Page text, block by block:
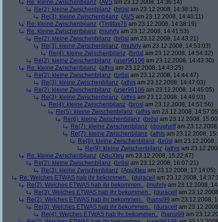
Re: kleine Zwischenbilanz (AVS am 23.12.2008, 14:36:14)
Re(2): kleine Zwischenbilanz (brösl am 23.12.2008, 14:38:13)
Re(3): kleine Zwischenbilanz (AVS am 23.12.2008, 14:40:11)
Re: kleine Zwischenbilanz (Tintifax76 am 23.12.2008, 14:38:19)
Re: kleine Zwischenbilanz (muhrly am 23.12.2008, 14:41:53)
Re(2): kleine Zwischenbilanz (brösl am 23.12.2008, 14:43:21)
Re(3): kleine Zwischenbilanz (muhrly am 23.12.2008, 14:53:03)
Re(4): kleine Zwischenbilanz (brösl am 23.12.2008, 14:54:32)
Re(2): kleine Zwischenbilanz (user96106 am 23.12.2008, 14:43:30)
Re: kleine Zwischenbilanz (athis am 23.12.2008, 14:43:25)
Re(2): kleine Zwischenbilanz (brösl am 23.12.2008, 14:44:47)
Re(3): kleine Zwischenbilanz (athis am 23.12.2008, 14:47:03)
Re(2): kleine Zwischenbilanz (user96106 am 23.12.2008, 14:45:05)
Re(3): kleine Zwischenbilanz (athis am 23.12.2008, 14:49:03)
Re(4): kleine Zwischenbilanz (brösl am 23.12.2008, 14:51:56)
Re(5): kleine Zwischenbilanz (athis am 23.12.2008,
Re(6): kleine Zwischenbilanz (brösl am 23.12.2008,
Re(7): kleine Zwischenbilanz (dougheffam
Re(7): kleine Zwischenbilanz (athis am 23.12.2008,
Re(8): kleine Zwischenbilanz (brösl am 23.12.2008,
Re(9): kleine Zwischenbilanz (athis am
Re: kleine Zwischenbilanz (ApuXteu am 23.12.2008, 15:22:47)
Re(2): kleine Zwischenbilanz (brösl am 23.12.2008, 16:07:21)
Re(3): kleine Zwischenbilanz (ApuXteu am 23.12.2008, 17:14:05)
Re: Welches ETWAS hab ihr bekommen.. (duracell
am 23.12.2008,
Re(2): Welches ETWAS hab ihr bekommen.. (muhrly am 23.12.2008,
Re(3): Welches ETWAS hab ihr bekommen.. (duracell
am
Re(2): Welches ETWAS hab ihr bekommen.. (hansi99 am 23.12.2008,
Re(3): Welches ETWAS hab ihr bekommen.. (duracell
am
Re(4): Welches ETWAS hab ihr bekommen.. (hansi99 am